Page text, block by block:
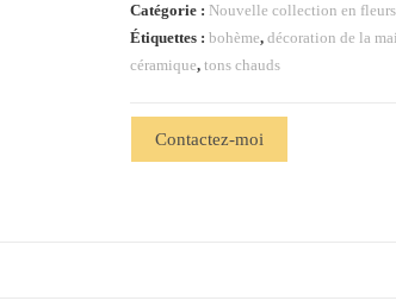
Catégorie : Nouvelle collection en fleurs
Étiquettes :bohème,décoration de la
céramique,tons chauds
Contactez-moi